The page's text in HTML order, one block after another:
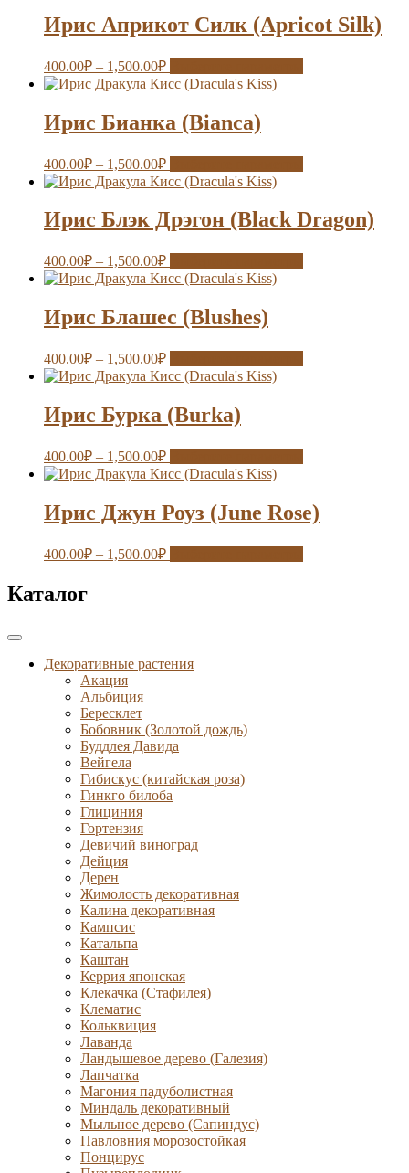
Ирис Априкот Силк (Apricot Silk)
400.00₽ – 1,500.00₽
Ирис Бианка (Bianca)
400.00₽ – 1,500.00₽
Ирис Блэк Дрэгон (Black Dragon)
400.00₽ – 1,500.00₽
Ирис Блашес (Blushes)
400.00₽ – 1,500.00₽
Ирис Бурка (Burka)
400.00₽ – 1,500.00₽
Ирис Джун Роуз (June Rose)
400.00₽ – 1,500.00₽
Каталог
Декоративные растения
Акация
Альбиция
Бересклет
Бобовник (Золотой дождь)
Буддлея Давида
Вейгела
Гибискус (китайская роза)
Гинкго билоба
Глициния
Гортензия
Девичий виноград
Дейция
Дерен
Жимолость декоративная
Калина декоративная
Кампсис
Катальпа
Каштан
Керрия японская
Клекачка (Стафилея)
Клематис
Кольквиция
Лаванда
Ландышевое дерево (Галезия)
Лапчатка
Магония падуболистная
Миндаль декоративный
Мыльное дерево (Сапиндус)
Павловния морозостойкая
Понцирус